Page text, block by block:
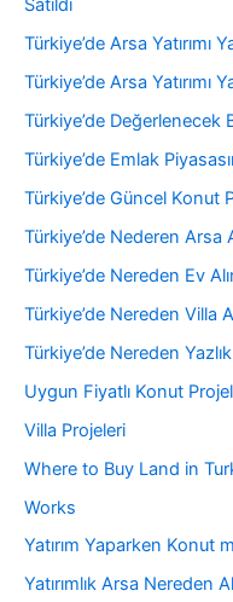
Satıldı
Türkiye’de Arsa Yatırımı
Türkiye’de Arsa
Türkiye’de Değerlenecek
Türkiye’de Emlak
Türkiye’de Güncel Konut
Türkiye’de Nederen Arsa
Türkiye’de Nereden Ev
Türkiye’de Nereden Villa
Türkiye’de Nereden Yazlık
Uygun Fiyatlı Konut
Villa Projeleri
Where to Buy Land in
Works
Yatırım Yaparken Konut
Yatırımlık Arsa Nereden